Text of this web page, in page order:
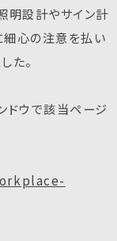
明設計やサイン計
細心の注意を払い
た。
ドウで該当ページ